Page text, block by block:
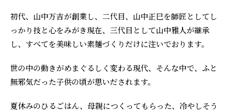
初代、山中万吉が創業し、二代目、山中正巳を師匠としてし
っかり技と心をみがき現在、三代目として山中雅人が継承
し、すべてを美味しい素麺づくりだけに注いでおります。
世の中の動きがめまぐるしく変わる現代、そんな中で、ふと
無邪気だった子供の頃が思いだされます。
夏休みのひるごはん、母親につくってもらった、冷やしそう